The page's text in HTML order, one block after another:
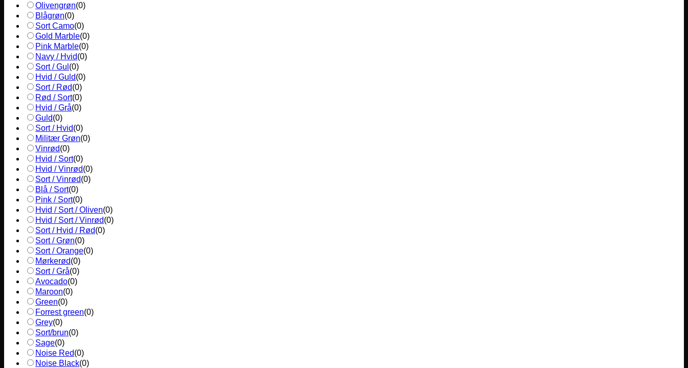
Olivengrøn(0)
Blågrøn(0)
Sort Camo(0)
Gold Marble(0)
Pink Marble(0)
Navy / Hvid(0)
Sort / Gul (0)
Hvid / Guld(0)
Sort / Rød(0)
Rød / Sort(0)
Hvid / Grå(0)
Guld(0)
Sort / Hvid(0)
Militær Grøn(0)
Vinrød(0)
Hvid / Sort(0)
Hvid / Vinrød(0)
Sort / Vinrød(0)
Blå / Sort(0)
Pink / Sort(0)
Hvid / Sort / Oliven(0)
Hvid / Sort / Vinrød(0)
Sort / Hvid / Rød(0)
Sort / Grøn(0)
Sort / Orange(0)
Mørkerød(0)
Sort / Grå(0)
Avocado(0)
Maroon(0)
Green(0)
Forrest green(0)
Grey(0)
Sort/brun(0)
Sage(0)
Noise Red(0)
Noise Black(0)